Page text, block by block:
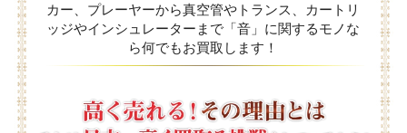
カー、プレーヤーから真空管やトランス、カートリ
ッジやインシュレーターまで「音」に関するモノな
ら何でもお買取します！